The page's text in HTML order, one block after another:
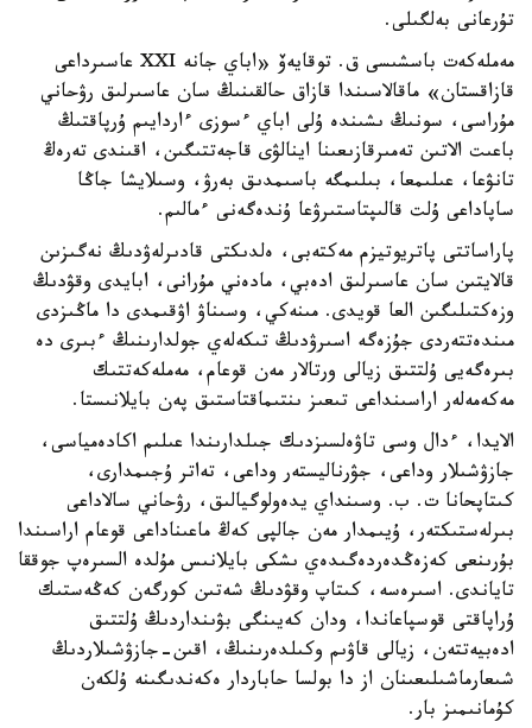
تۇرعانى بەلگىلى.
مەملەكەت باسشىسى ق. توقايەۆ «اباي جانە XXI عاسىرداعى
قازاقستان» ماقالاسىندا قازاق حالقىنىڭ سان عاسىرلىق رۋحاني
مۇراسى، سونىڭ ىشىندە ۇلى اباي ءسوزى ءاردايىم ۇرپاقتىڭ
باعىت الاتىن تەمىرقازىعىنا اينالۋى قاجەتتىگىن، اقىندى تەرەڭ
تانۋعا، عىلىمعا، بىلىمگە باسىمدىق بەرۋ، وسىلايشا جاڭا
ساپاداعى ۇلت قالىپتاستىرۋعا ۇندەگەنى ءمالىم.
پاراساتتى پاتريوتيزم مەكتەبى، ەلدىكتى قادىرلەۋدىڭ نەگىزىن
قالايتىن سان عاسىرلىق ادەبي، مادەني مۇرانى، ابايدى وقۋدىڭ
وزەكتىلىگىن العا قويدى. مىنەكي، وسىناۋ اۋقىمدى دا ماڭىزدى
مىندەتتەردى جۇزەگە اسىرۋدىڭ تىكەلەي جولدارىنىڭ ءبىرى دە
بىرەگەيى ۇلتتىق زيالى ورتالار مەن قوعام، مەملەكەتتىك
مەكەمەلەر اراسىنداعى تىعىز ىنتىماقتاستىق پەن بايلانىستا.
الايدا، ءدال وسى تاۋەلسىزدىك جىلدارىندا عىلىم اكادەمياسى،
جازۋشىلار وداعى، جۋرناليستەر وداعى، تەاتر ۇجىمدارى،
كىتاپحانا ت. ب. وسىنداي يدەولوگيالىق، رۋحاني سالاداعى
بىرلەستىكتەر، ۇيىمدار مەن جالپى كەڭ ماعىناداعى قوعام اراسىندا
بۇرىنعى كەزەڭدەردەگىدەي ىشكى بايلانىس مۇلدە السىرەپ جوققا
تاياندى. اسىرەسە، كىتاپ وقۋدىڭ شەتىن كورگەن كەڭەستىك
ۇراپاقتى قوسپاعاندا، ودان كەيىنگى بۋىنداردىڭ ۇلتتىق
ادەبيەتتەن، زيالى قاۋىم وكىلدەرىنىڭ، اقىن-جازۋشىلاردىڭ
شىعارماشىلىعىنان از دا بولسا حاباردار ەكەندىگىنە ۇلكەن
كۇمانىمىز بار.